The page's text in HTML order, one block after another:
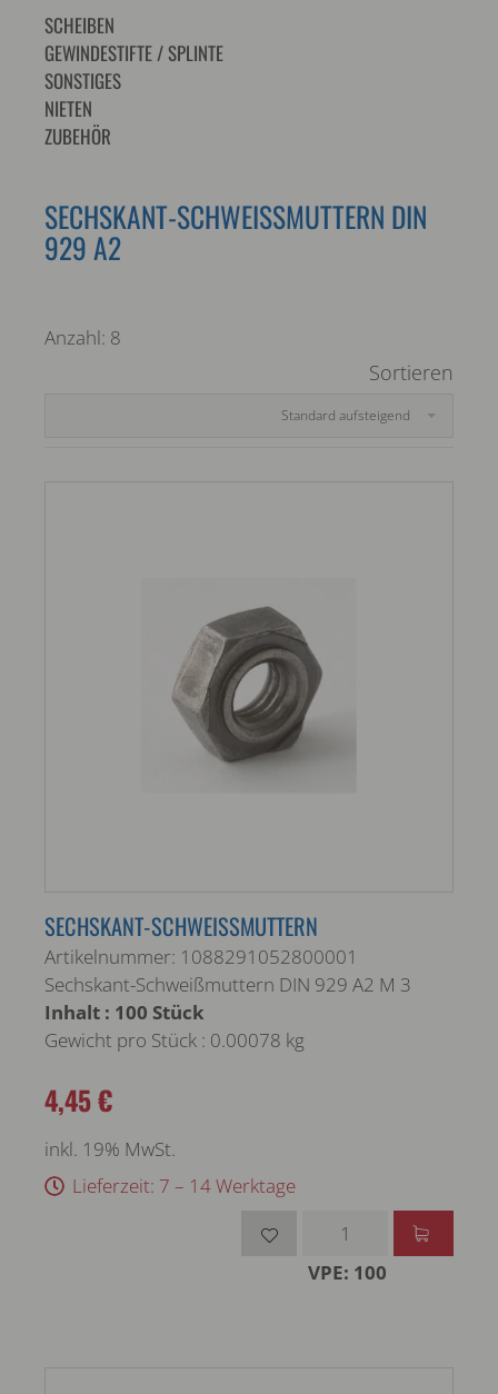
SCHEIBEN
GEWINDESTIFTE / SPLINTE
SONSTIGES
NIETEN
ZUBEHÖR
SECHSKANT-SCHWEISSMUTTERN DIN 9
29 A2
Anzahl: 8
Sortieren
Standard aufsteigend
SECHSKANT-SCHWEISSMUTTERN
Artikelnummer: 1088291052800001
Sechskant-Schweißmuttern DIN 929 A2 M 3
Inhalt : 100 Stück
Gewicht pro Stück : 0.00078 kg
4,45 €
inkl. 19% MwSt.
Lieferzeit: 7 – 14 Werktage
VPE: 100